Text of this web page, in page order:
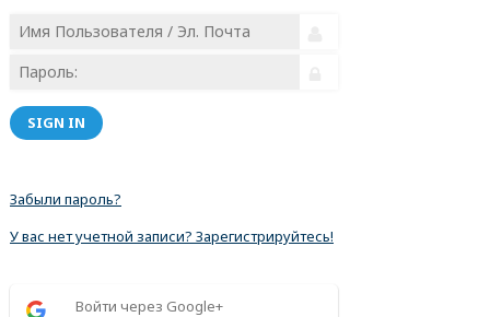
SIGN IN
Забыли пароль?
У вас нет учетной записи? Зарегистрируйтесь!
Войти через Google+